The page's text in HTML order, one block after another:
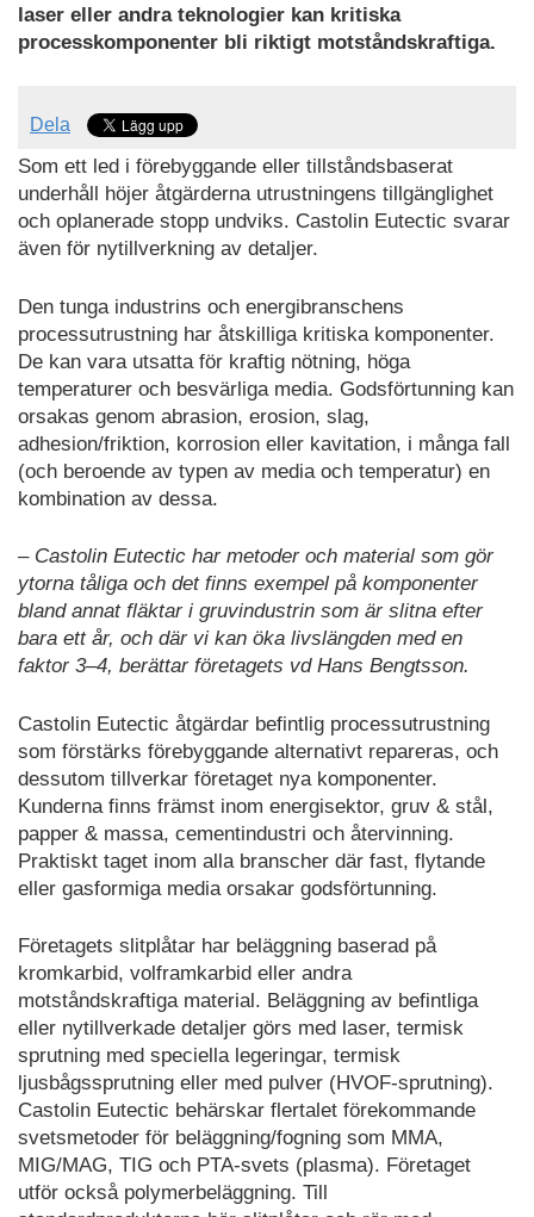
laser eller andra teknologier kan kritiska
processkomponenter bli riktigt motståndskraftiga.
Dela
Som ett led i förebyggande eller tillståndsbaserat
underhåll höjer åtgärderna utrustningens tillgänglighet
och oplanerade stopp undviks. Castolin Eutectic svarar
även för nytillverkning av detaljer.
Den tunga industrins och energibranschens
processutrustning har åtskilliga kritiska komponenter.
De kan vara utsatta för kraftig nötning, höga
temperaturer och besvärliga media. Godsförtunning kan
orsakas genom abrasion, erosion, slag,
adhesion/friktion, korrosion eller kavitation, i många fall
(och beroende av typen av media och temperatur) en
kombination av dessa.
– Castolin Eutectic har metoder och material som gör
ytorna tåliga och det finns exempel på komponenter
bland annat fläktar i gruvindustrin som är slitna efter
bara ett år, och där vi kan öka livslängden med en
faktor 3–4, berättar företagets vd Hans Bengtsson.
Castolin Eutectic åtgärdar befintlig processutrustning
som förstärks förebyggande alternativt repareras, och
dessutom tillverkar företaget nya komponenter.
Kunderna finns främst inom energisektor, gruv & stål,
papper & massa, cementindustri och återvinning.
Praktiskt taget inom alla branscher där fast, flytande
eller gasformiga media orsakar godsförtunning.
Företagets slitplåtar har beläggning baserad på
kromkarbid, volframkarbid eller andra
motståndskraftiga material. Beläggning av befintliga
eller nytillverkade detaljer görs med laser, termisk
sprutning med speciella legeringar, termisk
ljusbågssprutning eller med pulver (HVOF-sprutning).
Castolin Eutectic behärskar flertalet förekommande
svetsmetoder för beläggning/fogning som MMA,
MIG/MAG, TIG och PTA-svets (plasma). Företaget
utför också polymerbeläggning. Till